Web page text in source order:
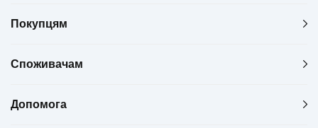
Покупцям
Споживачам
Допомога